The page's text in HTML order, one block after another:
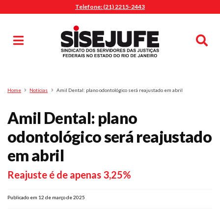
Telefone: (21) 2215-2443
Pesquisa
Home Notícias Amil Dental: plano odontológico será reajustado em abril
Amil Dental: plano
odontológico será reajustado
em abril
Reajuste é de apenas 3,25%
Publicado em 12 de março de 2025
MENU
Sindicalize-se
Diretoria
O Sindicato
Agenda
Casa do Alto
Sede Campestre